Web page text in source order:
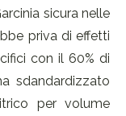
sicura nelle
priva di effetti
con il 60% di
sdandardizzato
per volume